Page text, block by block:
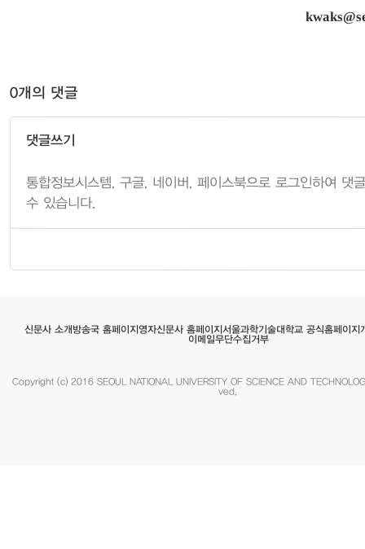
0개의 댓글
댓글쓰기
신문사 소개 방송국 홈페이지영자신문사 홈페이지서울과학기술대학교 공식홈페이지
이메일무단수집거부
Copyright (c) 2016 SEOUL NATIONAL UNIVERSITY OF SCIENCE AND
ved.